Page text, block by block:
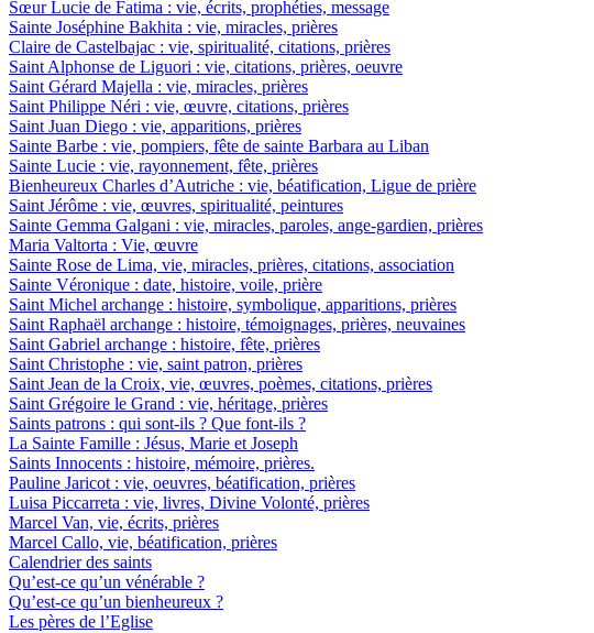
Sœur Lucie de Fatima : vie, écrits, prophéties, message
Sainte Joséphine Bakhita : vie, miracles, prières
Claire de Castelbajac : vie, spiritualité, citations, prières
Saint Alphonse de Liguori : vie, citations, prières, oeuvre
Saint Gérard Majella : vie, miracles, prières
Saint Philippe Néri : vie, œuvre, citations, prières
Saint Juan Diego : vie, apparitions, prières
Sainte Barbe : vie, pompiers, fête de sainte Barbara au Liban
Sainte Lucie : vie, rayonnement, fête, prières
Bienheureux Charles d’Autriche : vie, béatification, Ligue de prière
Saint Jérôme : vie, œuvres, spiritualité, peintures
Sainte Gemma Galgani : vie, miracles, paroles, ange-gardien, prières
Maria Valtorta : Vie, œuvre
Sainte Rose de Lima, vie, miracles, prières, citations, association
Sainte Véronique : date, histoire, voile, prière
Saint Michel archange : histoire, symbolique, apparitions, prières
Saint Raphaël archange : histoire, témoignages, prières, neuvaines
Saint Gabriel archange : histoire, fête, prières
Saint Christophe : vie, saint patron, prières
Saint Jean de la Croix, vie, œuvres, poèmes, citations, prières
Saint Grégoire le Grand : vie, héritage, prières
Saints patrons : qui sont-ils ? Que font-ils ?
La Sainte Famille : Jésus, Marie et Joseph
Saints Innocents : histoire, mémoire, prières.
Pauline Jaricot : vie, oeuvres, béatification, prières
Luisa Piccarreta : vie, livres, Divine Volonté, prières
Marcel Van, vie, écrits, prières
Marcel Callo, vie, béatification, prières
Calendrier des saints
Qu’est-ce qu’un vénérable ?
Qu’est-ce qu’un bienheureux ?
Les pères de l’Eglise